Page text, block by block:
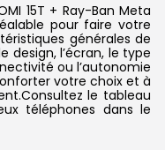
15T + Ray-Ban Meta
pour faire votre
générales de
design, l’écran, le type
ou l’autonomie
votre choix et à
le tableau
téléphones dans le